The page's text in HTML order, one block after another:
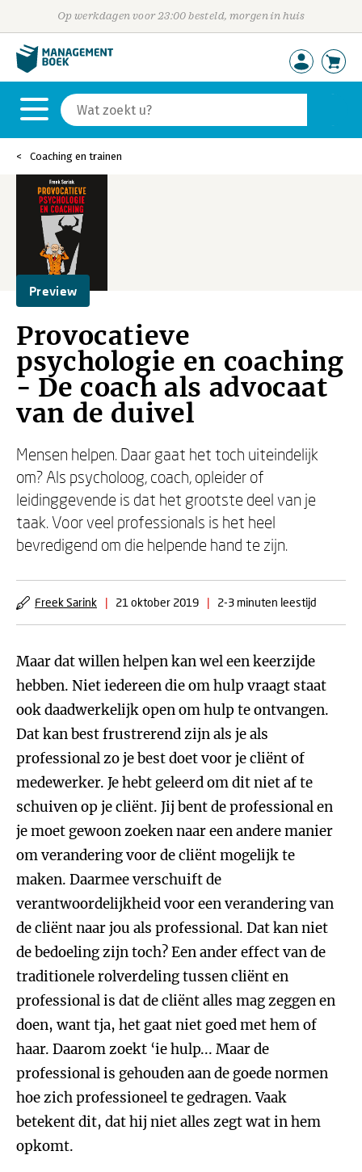
Op werkdagen voor 23:00 besteld, morgen in huis
Coaching en trainen
Preview
Provocatieve
psychologie en coaching
- De coach als advocaat
van de duivel
Mensen helpen. Daar gaat het toch uiteindelijk
om? Als psycholoog, coach, opleider of
leidinggevende is dat het grootste deel van je
taak. Voor veel professionals is het heel
bevredigend om die helpende hand te zijn.
Freek Sarink | 21 oktober 2019 | 2-3 minuten leestijd
Maar dat willen helpen kan wel een keerzijde
hebben. Niet iedereen die om hulp vraagt staat
ook daadwerkelijk open om hulp te ontvangen.
Dat kan best frustrerend zijn als je als
professional zo je best doet voor je cliënt of
medewerker. Je hebt geleerd om dit niet af te
schuiven op je cliënt. Jij bent de professional en
je moet gewoon zoeken naar een andere manier
om verandering voor de cliënt mogelijk te
maken. Daarmee verschuift de
verantwoordelijkheid voor een verandering van
de cliënt naar jou als professional. Dat kan niet
de bedoeling zijn toch? Een ander effect van de
traditionele rolverdeling tussen cliënt en
professional is dat de cliënt alles mag zeggen en
doen, want tja, het gaat niet goed met hem of
haar. Daarom zoekt ‘ie hulp... Maar de
professional is gehouden aan de goede normen
hoe zich professioneel te gedragen. Vaak
betekent dit, dat hij niet alles zegt wat in hem
opkomt.